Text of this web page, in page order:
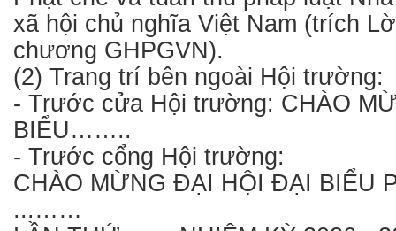
xã hội chủ nghĩa Việt Nam (trích
chương GHPGVN).
(2) Trang trí bên ngoài Hội trường:
- Trước cửa Hội trường: CHÀO
BIỂU……..
- Trước cổng Hội trường:
CHÀO MỪNG ĐẠI HỘI ĐẠI BIỂU
...……